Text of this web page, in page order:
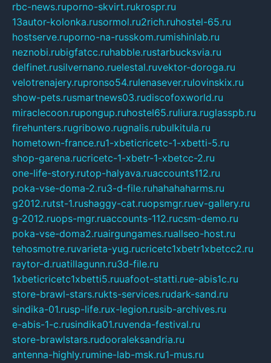
rbc-news.ruporno-skvirt.rukrospr.ru
13autor-kolonka.rusormol.ru2rich.ruhostel-65.ru
hostserve.ruporno-na-russkom.rumishinlab.ru
neznobi.rubigfatcc.ruhabble.rustarbucksvia.ru
delfinet.rusilvernano.ruelestal.ruvektor-doroga.ru
velotrenajery.rupronso54.rulenasever.rulovinskix.ru
show-pets.rusmartnews03.rudiscofoxworld.ru
miraclecoon.rupongup.ruhostel65.ruliura.ruglasspb.ru
firehunters.rugribowo.rugnalis.rubulkitula.ru
hometown-france.ru1-xbeticricetc-1-xbetti-5.ru
shop-garena.rucricetc-1-xbetr-1-xbetcc-2.ru
one-life-story.rutop-halyava.ruaccounts112.ru
poka-vse-doma-2.ru3-d-file.ruhahahaharms.ru
g2012.rutst-1.rushaggy-cat.ruopsmgr.ruev-gallery.ru
g-2012.ruops-mgr.ruaccounts-112.rucsm-demo.ru
poka-vse-doma2.ruairgungames.ruallseo-host.ru
tehosmotre.ruvarieta-yug.rucricetc1xbetr1xbetcc2.ru
raytor-d.ruatillagunn.ru3d-file.ru
1xbeticricetc1xbetti5.ruuafoot-statti.rue-abis1c.ru
store-brawl-stars.rukts-services.rudark-sand.ru
sindika-01.rusp-life.rux-legion.rusib-archives.ru
e-abis-1-c.rusindika01.ruvenda-festival.ru
store-brawlstars.rudooraleksandria.ru
antenna-highly.rumine-lab-msk.ru1-mus.ru